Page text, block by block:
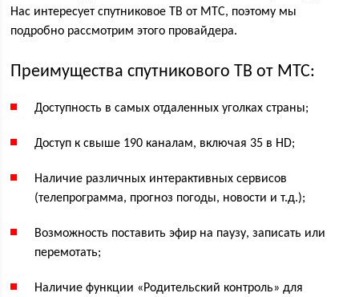
Нас интересует спутниковое ТВ от МТС, поэтому мы
подробно рассмотрим этого провайдера.
Преимущества спутникового ТВ от МТС:
Доступность в самых отдаленных уголках страны;
Доступ к свыше 190 каналам, включая 35 в HD;
Наличие различных интерактивных сервисов
(телепрограмма, прогноз погоды, новости и т.д.);
Возможность поставить эфир на паузу, записать или
перемотать;
Наличие функции «Родительский контроль» для